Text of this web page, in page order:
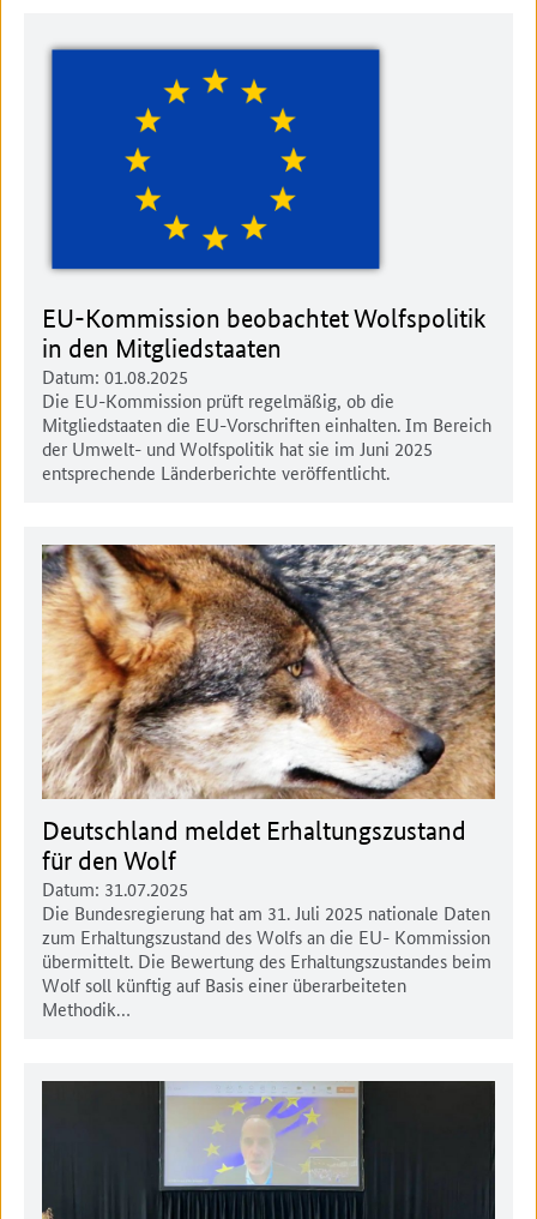
EU-Kommission beobachtet Wolfspolitik
in den Mitgliedstaaten
Datum: 01.08.2025
Die EU-Kommission prüft regelmäßig, ob die
Mitgliedstaaten die EU-Vorschriften einhalten. Im Bereich
der Umwelt- und Wolfspolitik hat sie im Juni 2025
entsprechende Länderberichte veröffentlicht.
Deutschland meldet Erhaltungszustand
für den Wolf
Datum: 31.07.2025
Die Bundesregierung hat am 31. Juli 2025 nationale Daten
zum Erhaltungszustand des Wolfs an die EU- Kommission
übermittelt. Die Bewertung des Erhaltungszustandes beim
Wolf soll künftig auf Basis einer überarbeiteten
Methodik…